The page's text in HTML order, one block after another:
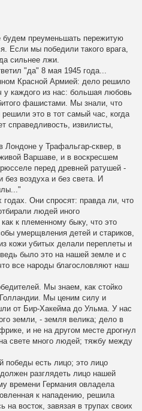
будем преуменьшать пережитую
Если мы победили такого врага,
сильнее лжи.
"да" 8 мая 1945 года...
Красной Армией: дело решило
каждого из нас: большая любовь
фашистами. Мы знали, что
это в тот самый час, когда
справедливость, извилисты,
Лондоне у Трафальгар-сквер, в
Варшаве, и в воскресшем
перед древней ратушей -
воздуха и без света. И
Они спросят: правда ли, что
людей иного
к племенному быку, что это
умерщвления детей и стариков,
кожи убитых делали переплеты и
было это на нашей земле и с
все народы благословляют наш
Мы знаем, как стойко
Мы ценим силу и
от Бир-Хакейма до Ульма. У нас
земли, - земля велика; дело в
и не на другом месте дрогнул
свете много людей; тяжбу между
победы есть лицо; это лицо
разглядеть лицо нашей
времени Германия овладела
к нападению, решила
восток, завязая в трупах своих